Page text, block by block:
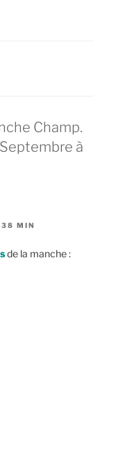
Champ.
à
38 MIN
de la manche :